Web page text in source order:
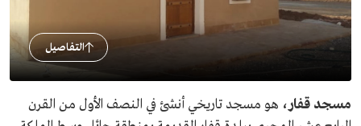
التفاصيل
مسجد قفار، هو مسجد تاريخي أنشئ في النصف الأول من القرن